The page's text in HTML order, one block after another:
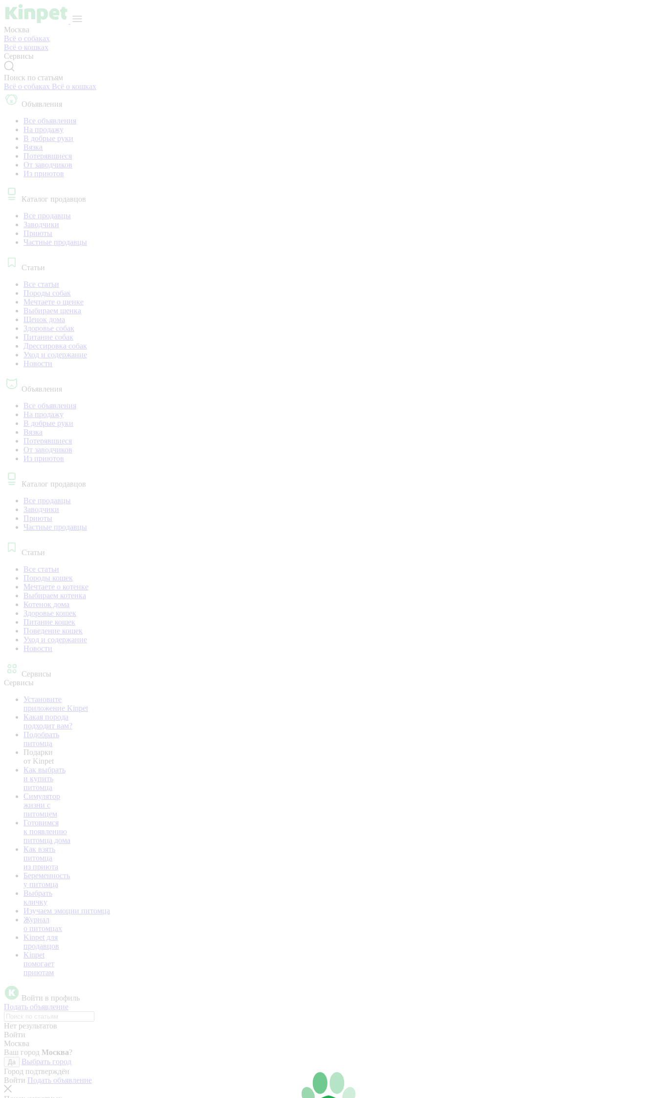
Москва
Всё о собаках
Всё о кошках
Сервисы
Поиск по статьям
Всё о собаках Всё о кошках
Объявления
Все объявления
На продажу
В добрые руки
Вязка
Потерявшиеся
От заводчиков
Из приютов
Каталог продавцов
Все продавцы
Заводчики
Приюты
Частные продавцы
Статьи
Все статьи
Породы собак
Мечтаете о щенке
Выбираем щенка
Щенок дома
Здоровье собак
Питание собак
Дрессировка собак
Уход и содержание
Новости
Объявления
Все объявления
На продажу
В добрые руки
Вязка
Потерявшиеся
От заводчиков
Из приютов
Каталог продавцов
Все продавцы
Заводчики
Приюты
Частные продавцы
Статьи
Все статьи
Породы кошек
Мечтаете о котенке
Выбираем котенка
Котенок дома
Здоровье кошек
Питание кошек
Поведение кошек
Уход и содержание
Новости
Сервисы
Сервисы
Установите
приложение Kinpet
Какая порода
подходит вам?
Подобрать
питомца
Подарки
от Kinpet
Как выбрать
и купить
питомца
Симулятор
жизни с
питомцем
Готовимся
к появлению
питомца дома
Как взять
питомца
из приюта
Беременность
у питомца
Выбрать
кличку
Изучаем эмоции питомца
Журнал
о питомцах
Kinpet для
продавцов
Kinpet
помогает
приютам
Войти в профиль
Подать объявление
Нет результатов
Войти
Москва
Ваш город Москва?
Да
Выбрать город
Город подтверждён
Войти Подать объявление